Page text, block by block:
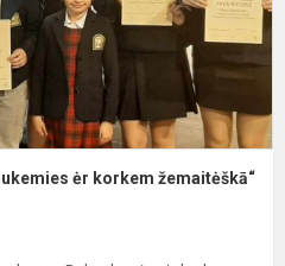
ėr korkem žemaitėškā“